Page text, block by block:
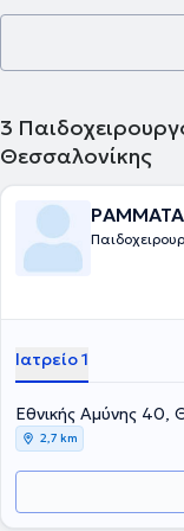
και ελληνικά
περιοδικών και
3
Θεσσαλονίκης
ΡΑΜΜΑΤΑ
Ιατρείο 1
Εθνικής Αμύνης
2,7 km